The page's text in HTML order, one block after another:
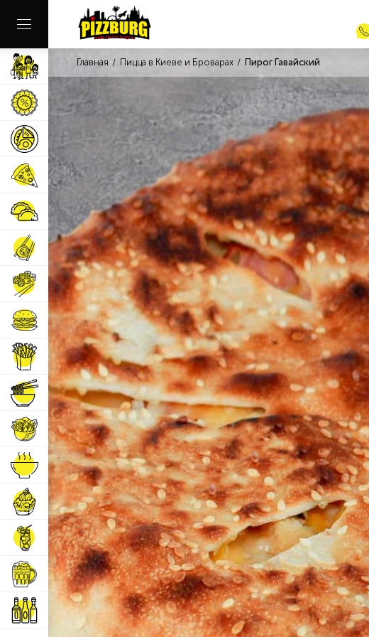
Наши заведения
Комбо меню
Завтраки
Пицца
Пиццоне и Пиццбуреки
Суши и роллы
Суши сеты
Бургеры
Горячие закуски
Горячие блюда
Салаты
Супы
Десерты
Напитки
Пиво
Алкогольные напитки
Главная Пицца в Киеве и Броварах Пирог Гавайский